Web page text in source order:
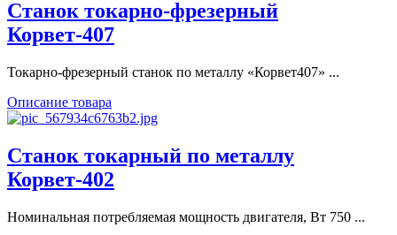
Станок токарно-фрезерный
Корвет-407
Токарно-фрезерный станок по металлу «Корвет407» ...
Описание товара
Станок токарный по металлу
Корвет-402
Номинальная потребляемая мощность двигателя, Вт 750 ...